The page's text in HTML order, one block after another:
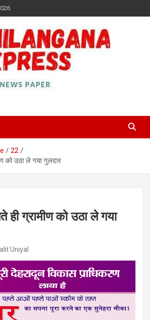
Express
22
को उठा ले गया गुलदार
ग्रामीण को उठा ले गया
Lalit Uniyal